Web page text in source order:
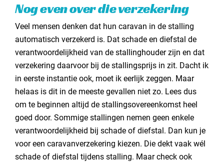
Nog even over die verzekering
Veel mensen denken dat hun caravan in de stalling
automatisch verzekerd is. Dat schade en diefstal de
verantwoordelijkheid van de stallinghouder zijn en dat
verzekering daarvoor bij de stallingsprijs in zit. Dacht ik
in eerste instantie ook, moet ik eerlijk zeggen. Maar
helaas is dit in de meeste gevallen niet zo. Lees dus
om te beginnen altijd de stallingsovereenkomst heel
goed door. Sommige stallingen nemen geen enkele
verantwoordelijkheid bij schade of diefstal. Dan kun je
voor een caravanverzekering kiezen. Die dekt vaak wél
schade of diefstal tijdens stalling. Maar check ook